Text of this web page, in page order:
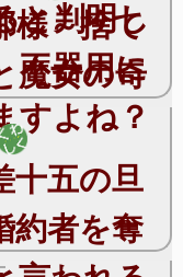
と判明し
不器用に
すよね？
様～捨て
魔女の奇
十五の旦
約者を奪